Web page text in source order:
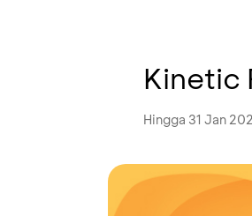
Kinetic
Hingga 31 Jan